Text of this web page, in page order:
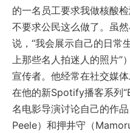
的一名员工要求我做核酸
不要求公民这么做了。虽
说，“我会展示自己的日常
上那些名人拍迷人的照片
宣传者。他经常在社交媒
在他的新Spotify播客系列
名电影导演讨论自己的作
Peele）和押井守（